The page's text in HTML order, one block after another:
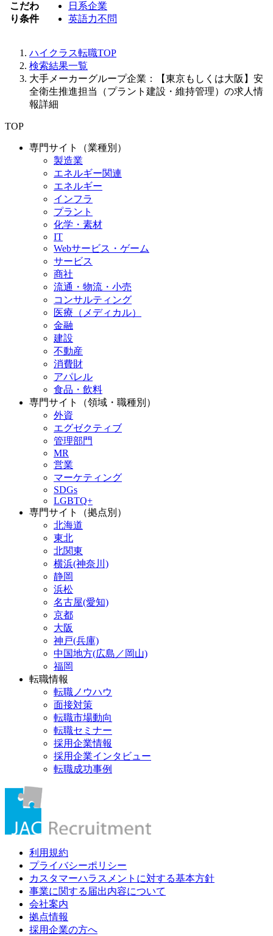
こだわ
り条件
日系企業
英語力不問
ハイクラス転職TOP
検索結果一覧
大手メーカーグループ企業：【東京もしくは大阪】安
全衛生推進担当（プラント建設・維持管理）の求人情
報詳細
TOP
専門サイト（業種別）
製造業
エネルギー関連
エネルギー
インフラ
プラント
化学・素材
IT
Webサービス・ゲーム
サービス
商社
流通・物流・小売
コンサルティング
医療（メディカル）
金融
建設
不動産
消費財
アパレル
食品・飲料
専門サイト（領域・職種別）
外資
エグゼクティブ
管理部門
MR
営業
マーケティング
SDGs
LGBTQ+
専門サイト（拠点別）
北海道
東北
北関東
横浜(神奈川)
静岡
浜松
名古屋(愛知)
京都
大阪
神戸(兵庫)
中国地方(広島／岡山)
福岡
転職情報
転職ノウハウ
面接対策
転職市場動向
転職セミナー
採用企業情報
採用企業インタビュー
転職成功事例
利用規約
プライバシーポリシー
カスタマーハラスメントに対する基本方針
事業に関する届出内容について
会社案内
拠点情報
採用企業の方へ